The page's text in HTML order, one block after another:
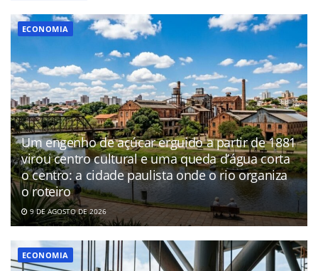
ECONOMIA
Um engenho de açúcar erguido a partir de 1881
virou centro cultural e uma queda d’água corta
o centro: a cidade paulista onde o rio organiza
o roteiro
9 DE AGOSTO DE 2026
ECONOMIA